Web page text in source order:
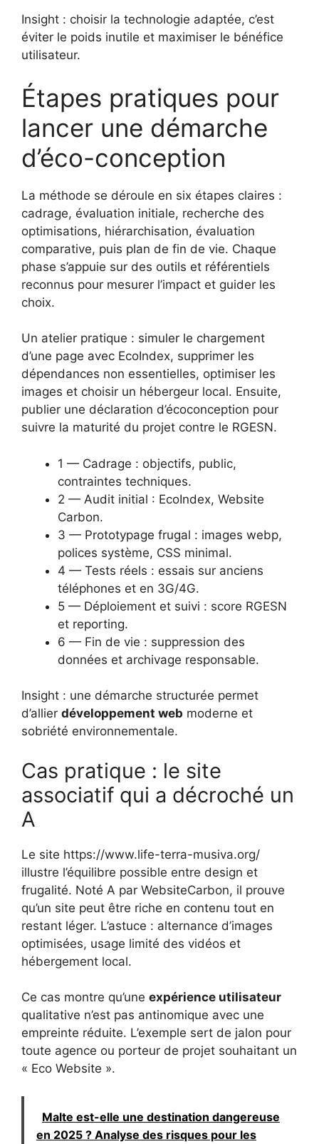
Insight : choisir la technologie adaptée, c’est
éviter le poids inutile et maximiser le bénéfice
utilisateur.
Étapes pratiques pour
lancer une démarche
d’éco-conception
La méthode se déroule en six étapes claires :
cadrage, évaluation initiale, recherche des
optimisations, hiérarchisation, évaluation
comparative, puis plan de fin de vie. Chaque
phase s’appuie sur des outils et référentiels
reconnus pour mesurer l’impact et guider les
choix.
Un atelier pratique : simuler le chargement
d’une page avec EcoIndex, supprimer les
dépendances non essentielles, optimiser les
images et choisir un hébergeur local. Ensuite,
publier une déclaration d’écoconception pour
suivre la maturité du projet contre le RGESN.
1 — Cadrage : objectifs, public,
contraintes techniques.
2 — Audit initial : EcoIndex, Website
Carbon.
3 — Prototypage frugal : images webp,
polices système, CSS minimal.
4 — Tests réels : essais sur anciens
téléphones et en 3G/4G.
5 — Déploiement et suivi : score RGESN
et reporting.
6 — Fin de vie : suppression des
données et archivage responsable.
Insight : une démarche structurée permet
d’allier développement web moderne et
sobriété environnementale.
Cas pratique : le site
associatif qui a décroché un
A
Le site https://www.life-terra-musiva.org/
illustre l’équilibre possible entre design et
frugalité. Noté A par WebsiteCarbon, il prouve
qu’un site peut être riche en contenu tout en
restant léger. L’astuce : alternance d’images
optimisées, usage limité des vidéos et
hébergement local.
Ce cas montre qu’une expérience utilisateur
qualitative n’est pas antinomique avec une
empreinte réduite. L’exemple sert de jalon pour
toute agence ou porteur de projet souhaitant un
« Eco Website ».
Malte est-elle une destination dangereuse
en 2025 ? Analyse des risques pour les